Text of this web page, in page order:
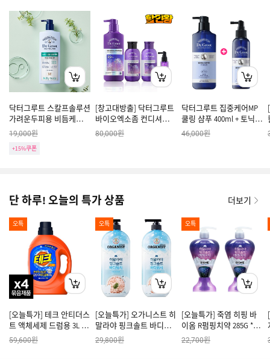
닥터그루트 스칼프솔루션
가려운두피용 비듬케어
샴푸 700ml
19,000원
+15%쿠폰
[창고대방출] 닥터그루트
바이오엑소좀 컨디셔너
400ml+샴푸180ml+컨디
셔너 180ml+토닉 50ml
80,000원
닥터그루트 집중케어MP
쿨링 샴푸 400ml + 토닉
150ml
46,000원
단 하루! 오늘의 특가 상품 더보기
오특
[오늘특가] 테크 안티더스
트 액체세제 드럼용 3L 4
개
59,600원
오특
[오늘특가] 오가니스트 히
말라야 핑크솔트 바디워
시 포레스트 민트향 900G
x 2개
29,800원
오특
[오늘특가] 죽염 히핑 바
이옴 R펌핑치약 285G *2
개
22,700원